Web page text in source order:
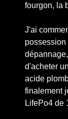
fourgon, la
J'ai
possession
d'acheter
acide
finalement
LifePo4 de